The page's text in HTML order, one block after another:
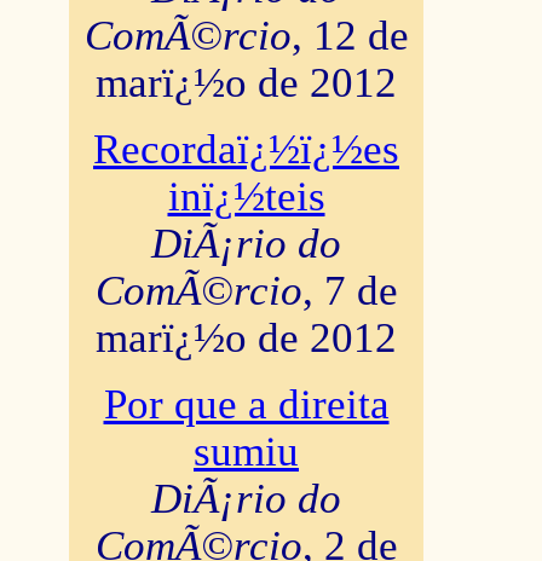
ComÃ©rcio, 12 de
marï¿½o de 2012
Recordaï¿½ï¿½es
inï¿½teis
DiÃ¡rio do
ComÃ©rcio, 7 de
marï¿½o de 2012
Por que a direita
sumiu
DiÃ¡rio do
ComÃ©rcio, 2 de